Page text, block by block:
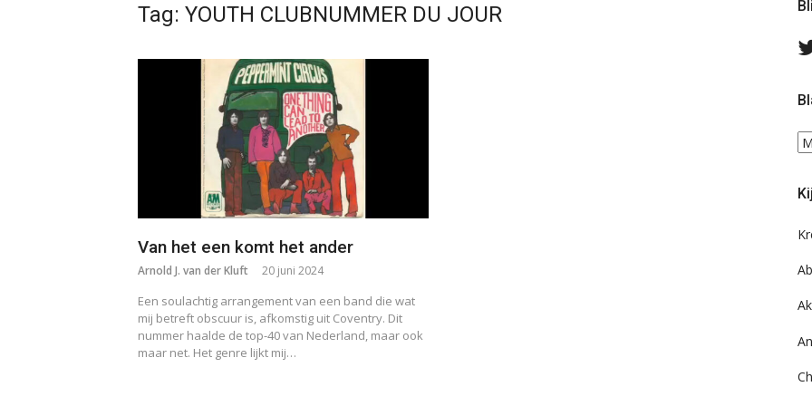
Tag: YOUTH CLUBNUMMER DU JOUR
Van het een komt het ander
Arnold J. van der Kluft 20 juni 2024
Een soulachtig arrangement van een band die wat
mij betreft obscuur is, afkomstig uit Coventry. Dit
nummer haalde de top-40 van Nederland, maar ook
maar net. Het genre lijkt mij…